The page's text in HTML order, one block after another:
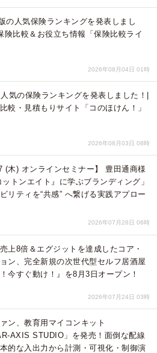
の人気保険ランキングを発表しまし
険比較＆お役立ち情報「保険比較ライ
2026年08月04日 01時
気の保険ランキングを発表しました！|
較・見積もりサイト「コのほけん！」
2026年08月03日 08時
(木) オンラインセミナー】 豊田通商様
トンエイト』に学ぶブランディング」
リティを“共感” へ繋げる実践アプロー
2026年07月28日 06時
上8倍＆エグジットを達成したコア・
ン、完全新規の次世代型セルフ居酒屋
！今すぐ動け！』を8月3日オープン！
2026年07月24日 03時
ン、教育用マイコンキット
AXIS STUDIO」を発売！面倒な配線
的な入出力から計測・可視化・制御演